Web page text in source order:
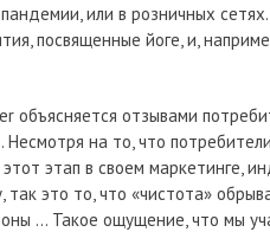
или в розничных
посвященные йоге, и,
отзывами
на то, что
этап в своем маркетинге,
так это то, что «чистота»
… Такое ощущение, что мы